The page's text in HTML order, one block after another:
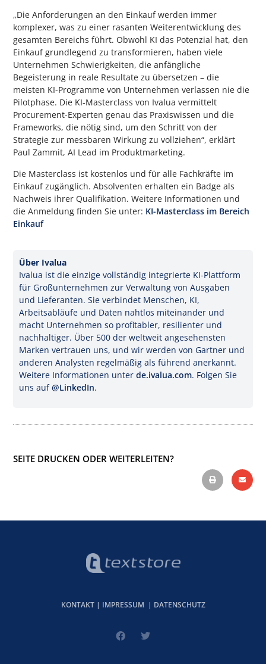
„Die Anforderungen an den Einkauf werden immer
komplexer, was zu einer rasanten Weiterentwicklung des
gesamten Bereichs führt. Obwohl KI das Potenzial hat, den
Einkauf grundlegend zu transformieren, haben viele
Unternehmen Schwierigkeiten, die anfängliche
Begeisterung in reale Resultate zu übersetzen – die
meisten KI-Programme von Unternehmen verlassen nie die
Pilotphase. Die KI-Masterclass von Ivalua vermittelt
Procurement-Experten genau das Praxiswissen und die
Frameworks, die nötig sind, um den Schritt von der
Strategie zur messbaren Wirkung zu vollziehen“, erklärt
Paul Zammit, AI Lead im Produktmarketing.
Die Masterclass ist kostenlos und für alle Fachkräfte im
Einkauf zugänglich. Absolventen erhalten ein Badge als
Nachweis ihrer Qualifikation. Weitere Informationen und
die Anmeldung finden Sie unter: KI-Masterclass im Bereich
Einkauf
Über Ivalua
Ivalua ist die einzige vollständig integrierte KI-Plattform
für Großunternehmen zur Verwaltung von Ausgaben
und Lieferanten. Sie verbindet Menschen, KI,
Arbeitsabläufe und Daten nahtlos miteinander und
macht Unternehmen so profitabler, resilienter und
nachhaltiger. Über 500 der weltweit angesehensten
Marken vertrauen uns, und wir werden von Gartner und
anderen Analysten regelmäßig als führend anerkannt.
Weitere Informationen unter de.ivalua.com. Folgen Sie
uns auf@LinkedIn.
SEITE DRUCKEN ODER WEITERLEITEN?
KONTAKT| IMPRESSUM | DATENSCHUTZ